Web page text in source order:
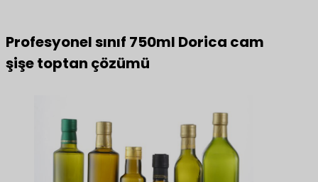
Profesyonel sınıf 750ml Dorica cam
şişe toptan çözümü